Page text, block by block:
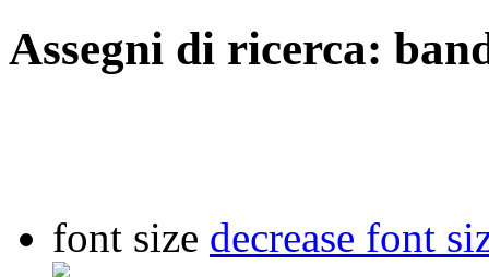
Assegni di ricerca:
font size decrease font